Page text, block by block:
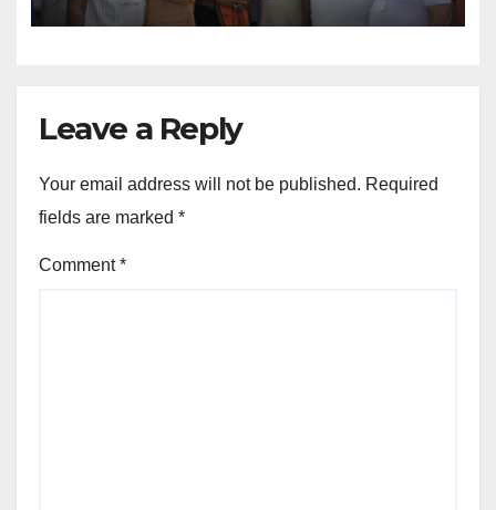
Leave a Reply
Your email address will not be published. Required
fields are marked *
Comment*